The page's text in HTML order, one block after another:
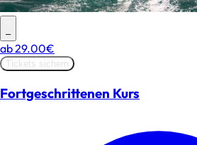
–
ab29.00€
Tickets sichern
Fortgeschrittenen Kurs